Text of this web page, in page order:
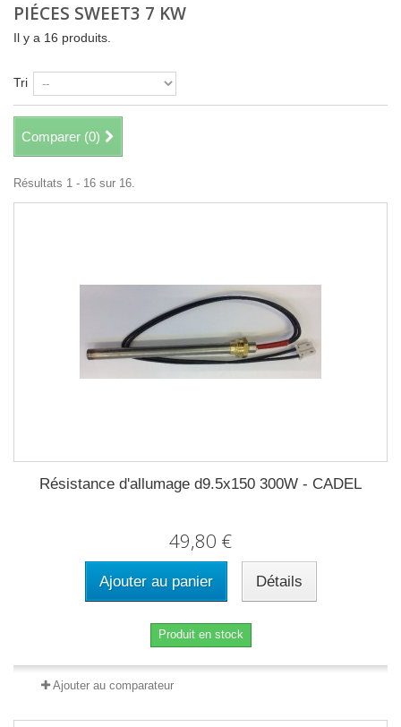
PIÉCES SWEET3 7 KW
Il y a 16 produits.
Tri
Comparer (0)
Résultats 1 - 16 sur 16.
Résistance d'allumage d9.5x150 300W - CADEL
49,80 €
Ajouter au panier Détails
Produit en stock
Ajouter au comparateur